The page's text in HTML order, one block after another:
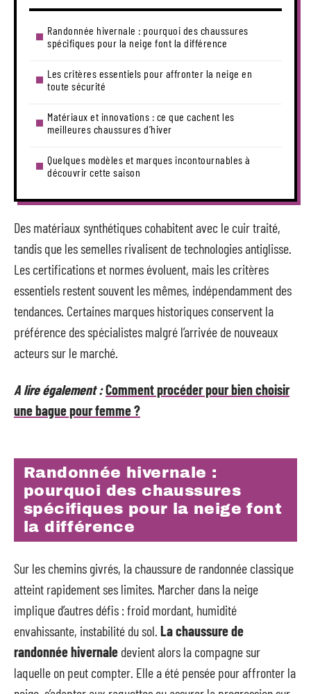
Randonnée hivernale : pourquoi des chaussures
spécifiques pour la neige font la différence
Les critères essentiels pour affronter la neige en
toute sécurité
Matériaux et innovations : ce que cachent les
meilleures chaussures d’hiver
Quelques modèles et marques incontournables à
découvrir cette saison
Des matériaux synthétiques cohabitent avec le cuir traité,
tandis que les semelles rivalisent de technologies antiglisse.
Les certifications et normes évoluent, mais les critères
essentiels restent souvent les mêmes, indépendamment des
tendances. Certaines marques historiques conservent la
préférence des spécialistes malgré l’arrivée de nouveaux
acteurs sur le marché.
A lire également :Comment procéder pour bien choisir
une bague pour femme ?
Randonnée hivernale :
pourquoi des chaussures
spécifiques pour la neige font
la différence
Sur les chemins givrés, la chaussure de randonnée classique
atteint rapidement ses limites. Marcher dans la neige
implique d’autres défis : froid mordant, humidité
envahissante, instabilité du sol. La chaussure de
randonnée hivernale devient alors la compagne sur
laquelle on peut compter. Elle a été pensée pour affronter la